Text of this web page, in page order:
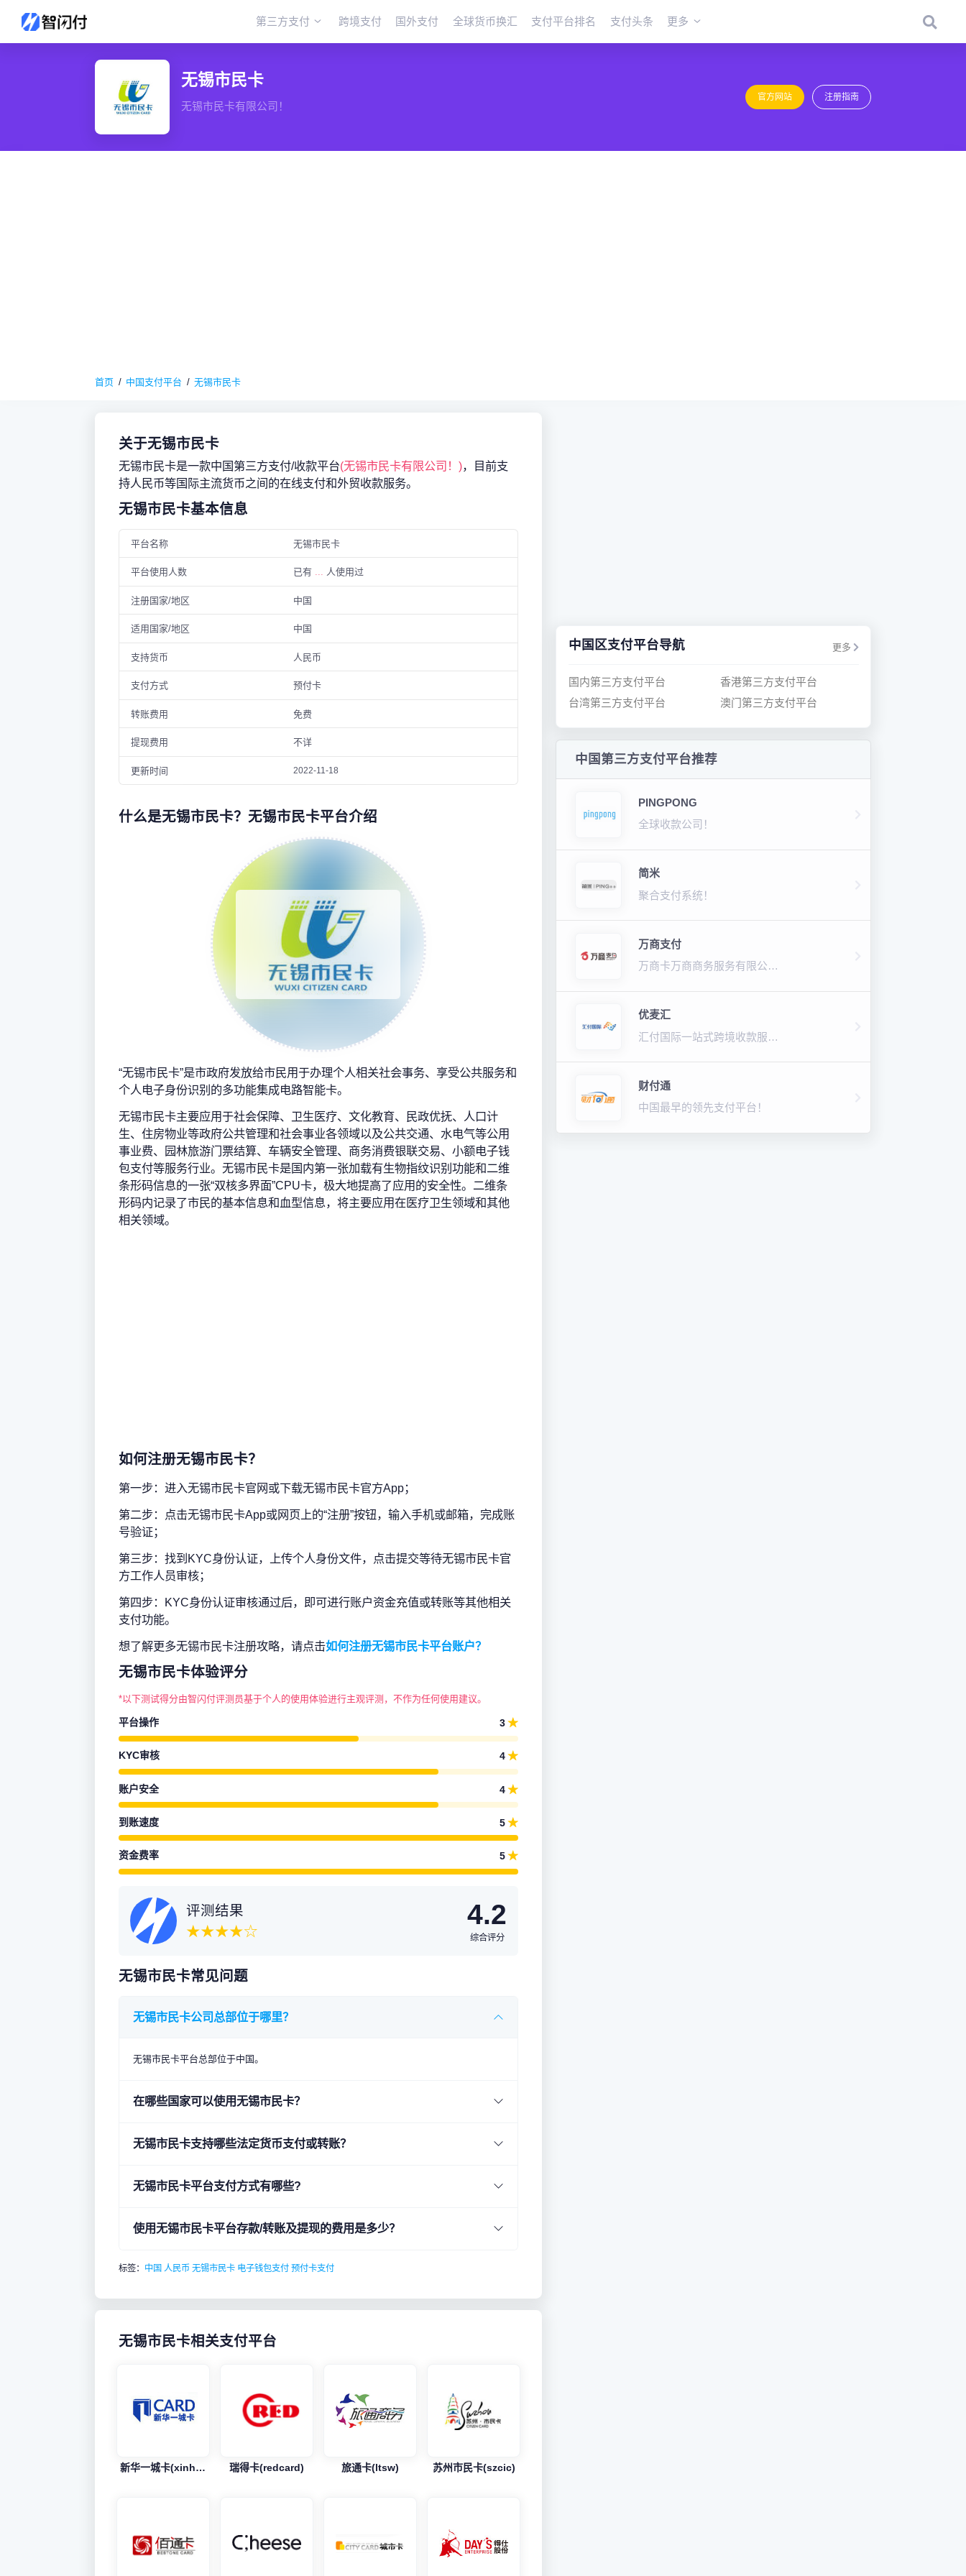
第三方支付 跨境支付 国外支付 全球货币换汇 支付平台排名 支付头条 更多
无锡市民卡
无锡市民卡有限公司！
官方网站 注册指南
首页 中国支付平台 无锡市民卡
关于无锡市民卡
无锡市民卡是一款中国第三方支付/收款平台(无锡市民卡有限公司！)，目前支
持人民币等国际主流货币之间的在线支付和外贸收款服务。
无锡市民卡基本信息
平台名称 无锡市民卡
平台使用人数 已有 ... 人使用过
注册国家/地区 中国
适用国家/地区 中国
支持货币 人民币
支付方式 预付卡
转账费用 免费
提现费用 不详
更新时间 2022-11-18
什么是无锡市民卡？无锡市民卡平台介绍
“无锡市民卡”是市政府发放给市民用于办理个人相关社会事务、享受公共服务和
个人电子身份识别的多功能集成电路智能卡。
无锡市民卡主要应用于社会保障、卫生医疗、文化教育、民政优抚、人口计
生、住房物业等政府公共管理和社会事业各领域以及公共交通、水电气等公用
事业费、园林旅游门票结算、车辆安全管理、商务消费银联交易、小额电子钱
包支付等服务行业。无锡市民卡是国内第一张加载有生物指纹识别功能和二维
条形码信息的一张“双核多界面”CPU卡，极大地提高了应用的安全性。二维条
形码内记录了市民的基本信息和血型信息，将主要应用在医疗卫生领域和其他
相关领域。
如何注册无锡市民卡？
第一步：进入无锡市民卡官网或下载无锡市民卡官方App；
第二步：点击无锡市民卡App或网页上的“注册”按钮，输入手机或邮箱，完成账
号验证；
第三步：找到KYC身份认证，上传个人身份文件，点击提交等待无锡市民卡官
方工作人员审核；
第四步：KYC身份认证审核通过后，即可进行账户资金充值或转账等其他相关
支付功能。
想了解更多无锡市民卡注册攻略，请点击如何注册无锡市民卡平台账户？
无锡市民卡体验评分
*以下测试得分由智闪付评测员基于个人的使用体验进行主观评测，不作为任何使用建议。
平台操作 3 ★
KYC审核 4 ★
账户安全 4 ★
到账速度 5 ★
资金费率 5 ★
评测结果
★★★★☆
4.2
综合评分
无锡市民卡常见问题
无锡市民卡公司总部位于哪里？
无锡市民卡平台总部位于中国。
在哪些国家可以使用无锡市民卡？
无锡市民卡支持哪些法定货币支付或转账？
无锡市民卡平台支付方式有哪些?
使用无锡市民卡平台存款/转账及提现的费用是多少？
标签： 中国 人民币 无锡市民卡 电子钱包支付 预付卡支付
无锡市民卡相关支付平台
新华一城卡(xinhuacard) 瑞得卡(redcard) 旅通卡(ltsw) 苏州市民卡(szcic)
中国区支付平台导航 更多
国内第三方支付平台
香港第三方支付平台
台湾第三方支付平台
澳门第三方支付平台
中国第三方支付平台推荐
PINGPONG
全球收款公司！
简米
聚合支付系统！
万商支付
万商卡万商商务服务有限公司！
优麦汇
汇付国际一站式跨境收款服务！
财付通
中国最早的领先支付平台！